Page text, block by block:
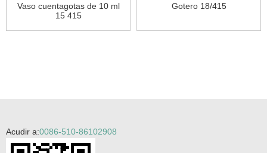
Vaso cuentagotas de 10 ml
15 415
Gotero 18/415
Acudir a:0086-510-86102908